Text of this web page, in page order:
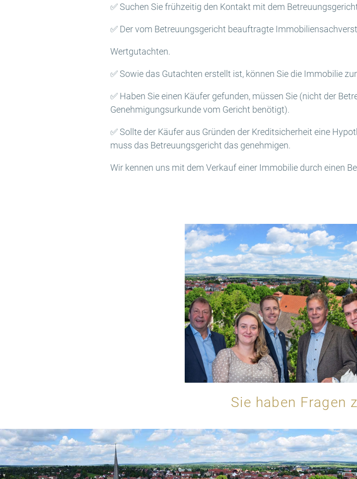
✅ Suchen Sie frühzeitig den Kontakt mit dem
✅ Der vom Betreuungsgericht beauftragte
Wertgutachten.
✅ Sowie das Gutachten erstellt ist, können Sie die Immobilie
✅ Haben Sie einen Käufer gefunden, müssen Sie (nicht der
Genehmigungsurkunde vom Gericht benötigt).
✅ Sollte der Käufer aus Gründen der Kreditsicherheit eine
muss das Betreuungsgericht das genehmigen.
Wir kennen uns mit dem Verkauf einer Immobilie durch einen
Sie haben Fragen